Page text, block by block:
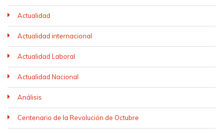
Actualidad
Actualidad internacional
Actualidad Laboral
Actualidad Nacional
Análisis
Centenario de la Revolución de Octubre